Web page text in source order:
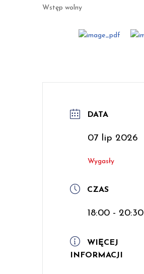
Wstęp wolny
DATA
07 lip 2026
Wygasły
CZAS
18:00 - 20:30
WIĘCEJ
INFORMACJI